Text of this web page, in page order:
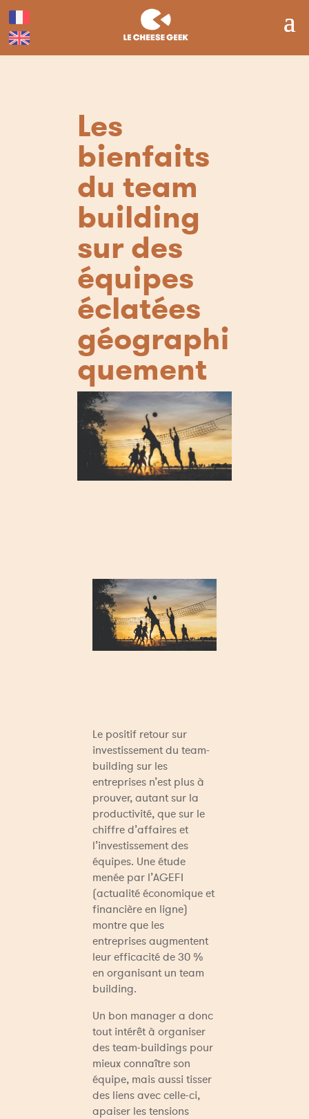
Les
bienfaits
du team
building
sur des
équipes
éclatées
géographi
quement
Le positif retour sur
investissement du team-
building sur les
entreprises n’est plus à
prouver, autant sur la
productivité, que sur le
chiffre d’affaires et
l’investissement des
équipes. Une étude
menée par l’AGEFI
(actualité économique et
financière en ligne)
montre que les
entreprises augmentent
leur efficacité de 30 %
en organisant un team
building.
Un bon manager a donc
tout intérêt à organiser
des team-buildings pour
mieux connaître son
équipe, mais aussi tisser
des liens avec celle-ci,
apaiser les tensions